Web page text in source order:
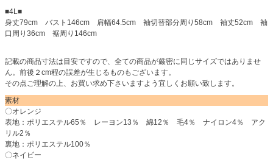
■4L■
身丈79cm バスト146cm 肩幅64.5cm 袖切替部分周り58cm 袖丈52cm 袖
口周り36cm 裾周り146cm
記載の商品寸法は目安ですので、全ての商品が厳密に同じサイズではありませ
ん。前後２cm程の誤差が生じるものもございます。
その点ご理解の上、お買い求め下さいますよう宜しくお願い致します。
素材
〇オレンジ
表地：ポリエステル65％ レーヨン13％ 綿12％ 毛4％ ナイロン4％ アク
リル2％
裏地：ポリエステル100％
〇ネイビー